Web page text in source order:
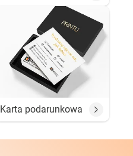
Karta podarunkowa